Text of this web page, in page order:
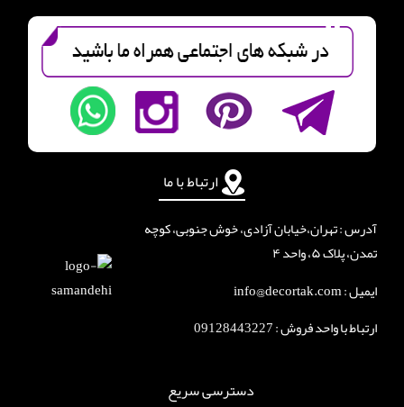
دسترسی سریع
ارتباط با ما
آدرس : تهران،خیابان آزادی، خوش جنوبی، کوچه
تمدن، پلاک ۵، واحد ۴
ایمیل : info@decortak.com
ارتباط با واحد فروش :09128443227